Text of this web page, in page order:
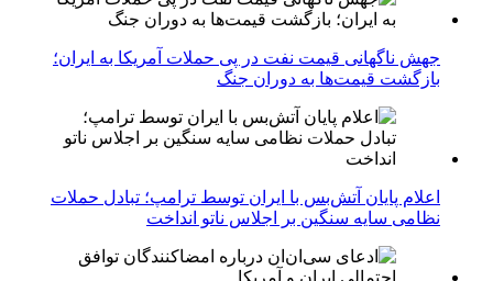
جهش ناگهانی قیمت نفت در پی حملات آمریکا به ایران؛
بازگشت قیمت‌ها به دوران جنگ
اعلام پایان آتش‌بس با ایران توسط ترامپ؛ تبادل حملات
نظامی سایه سنگین بر اجلاس ناتو انداخت